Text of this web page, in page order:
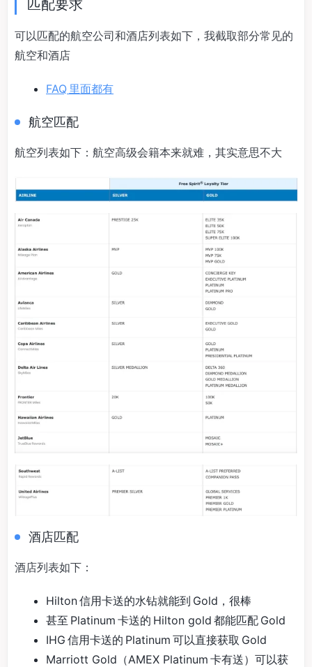
匹配要求
可以匹配的航空公司和酒店列表如下，我截取部分常见的
航空和酒店
FAQ 里面都有
航空匹配
航空列表如下：航空高级会籍本来就难，其实意思不大
酒店匹配
酒店列表如下：
Hilton 信用卡送的水钻就能到 Gold，很棒
甚至 Platinum 卡送的 Hilton gold 都能匹配 Gold
IHG 信用卡送的 Platinum 可以直接获取 Gold
Marriott Gold（AMEX Platinum 卡有送）可以获